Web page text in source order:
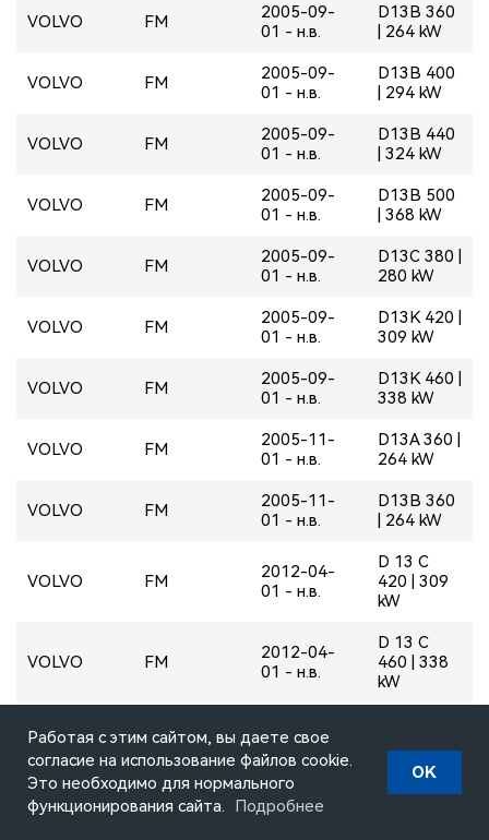
VOLVO FM
2005-09-
01 - н.в.
D13B 360
| 264 kW
VOLVO FM
2005-09-
01 - н.в.
D13B 400
| 294 kW
VOLVO FM
2005-09-
01 - н.в.
D13B 440
| 324 kW
VOLVO FM
2005-09-
01 - н.в.
D13B 500
| 368 kW
VOLVO FM
2005-09-
01 - н.в.
D13C 380 |
280 kW
VOLVO FM
2005-09-
01 - н.в.
D13K 420 |
309 kW
VOLVO FM
2005-09-
01 - н.в.
D13K 460 |
338 kW
VOLVO FM
2005-11-
01 - н.в.
D13A 360 |
264 kW
VOLVO FM
2005-11-
01 - н.в.
D13B 360
| 264 kW
VOLVO FM
2012-04-
01 - н.в.
D 13 C
420 | 309
kW
VOLVO FM
2012-04-
01 - н.в.
D 13 C
460 | 338
kW
VOLVO FM
2012-04-
01 - н.в.
VOLVO FM
2012-04-
Работая с этим сайтом, вы даете свое
согласие на использование файлов cookie.
Это необходимо для нормального
функционирования сайта.
Подробнее
OK